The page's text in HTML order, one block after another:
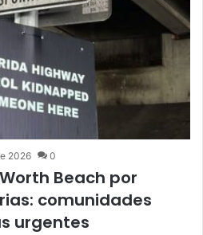
2026 0
Beach por
comunidades
urgentes